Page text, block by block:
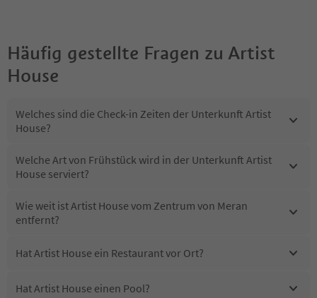
Häufig gestellte Fragen zu Artist
House
Welches sind die Check-in Zeiten der Unterkunft Artist
House?
Welche Art von Frühstück wird in der Unterkunft Artist
House serviert?
Wie weit ist Artist House vom Zentrum von Meran
entfernt?
Hat Artist House ein Restaurant vor Ort?
Hat Artist House einen Pool?